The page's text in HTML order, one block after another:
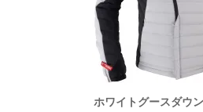
ホワイトグースダウ